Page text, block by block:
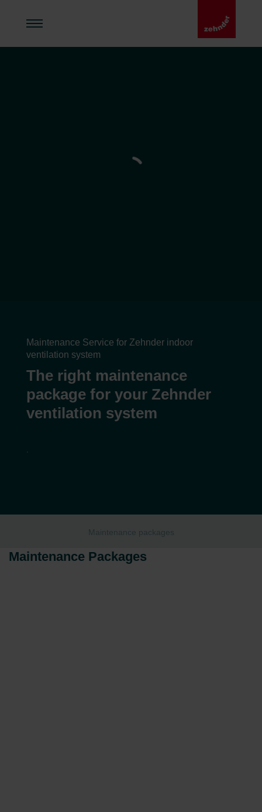
Maintenance Service for Zehnder indoor
ventilation system
The right maintenance
package for your Zehnder
ventilation system
Maintenance packages
Maintenance Packages